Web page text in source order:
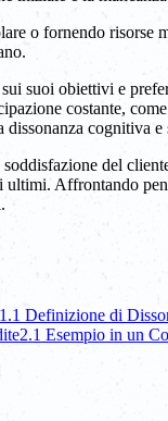
o fornendo
suoi obiettivi e
costante,
cognitiva
del
Affrontando
1.1 Definizione di
2.1 Esempio in un